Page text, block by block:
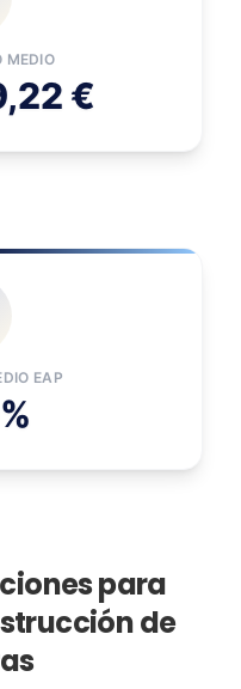
MEDIO
€
EAP
para
de